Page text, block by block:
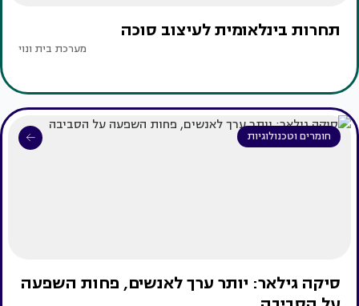
תחרות בינלאומית לעיצוב סוכה
מערכת בית ונוי
חומרים וטכנולוגיות
סיקה גילאר: יותר ערך לאנשים, פחות השפעה